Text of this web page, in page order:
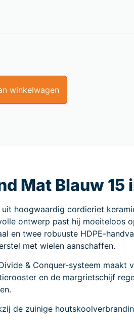
winkelwagen
Mat Blauw 15
hoogwaardig cordieriet
ontwerp past hij moeiteloos
en twee robuuste HDPE-
met wielen aanschaffen.
& Conquer-systeem maakt
en de margrietschijf
de zuinige